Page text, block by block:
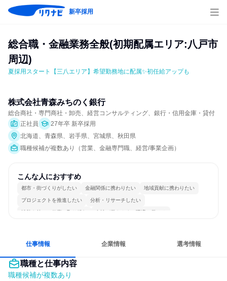
新卒採用
総合職・金融業務全般(初期配属エリア:八戸市
周辺)
夏採用スタート【三八エリア】希望勤務地に配属✨初任給アップも
株式会社青森みちのく銀行
総合商社・専門商社・卸売、経営コンサルティング、銀行・信用金庫・貸付
正社員
27年卒 新卒採用
北海道、青森県、岩手県、宮城県、秋田県
職種候補が複数あり（営業、金融専門職、経営/事業企画）
こんな人におすすめ
都市・街づくりがしたい 金融関係に携わりたい 地域貢献に携わりたい
プロジェクトを推進したい 分析・リサーチしたい
情熱を持って仕事に取り組む 女性が働きやすい環境で働ける
仕事情報 企業情報 選考情報
職種と仕事内容
職種候補が複数あり